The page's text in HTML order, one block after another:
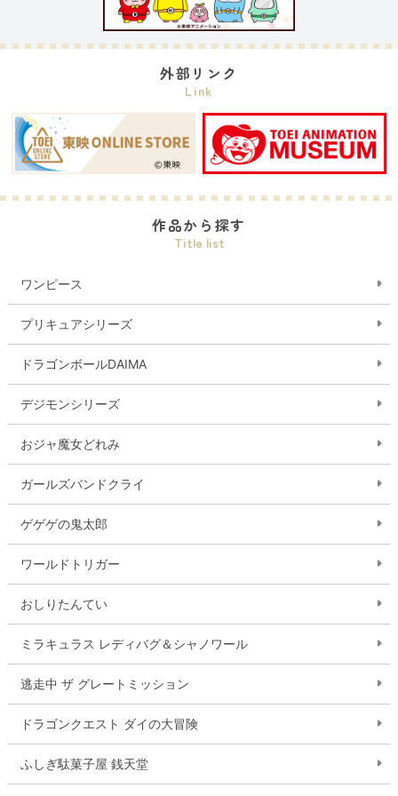
外部リンク
Link
作品から探す
Title list
ワンピース
プリキュアシリーズ
ドラゴンボールDAIMA
デジモンシリーズ
おジャ魔女どれみ
ガールズバンドクライ
ゲゲゲの鬼太郎
ワールドトリガー
おしりたんてい
ミラキュラス レディバグ＆シャノワール
逃走中 ザ グレートミッション
ドラゴンクエスト ダイの大冒険
ふしぎ駄菓子屋 銭天堂